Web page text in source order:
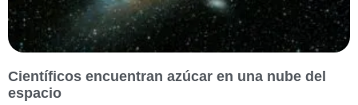
Científicos encuentran azúcar en una nube del
espacio